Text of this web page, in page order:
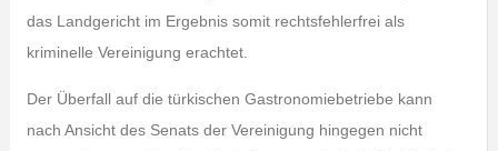
das Landgericht im Ergebnis somit rechtsfehlerfrei als
kriminelle Vereinigung erachtet.
Der Überfall auf die türkischen Gastronomiebetriebe kann
nach Ansicht des Senats der Vereinigung hingegen nicht